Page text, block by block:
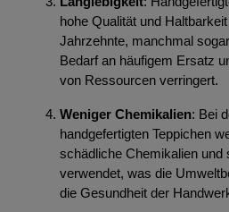
hohe Qualität und
Jahrzehnte, manchmal
Bedarf an häufigem Ersatz
von Ressourcen verringert.
Weniger Chemikalien: Bei
handgefertigten Teppichen
schädliche Chemikalien und
verwendet, was die
die Gesundheit der